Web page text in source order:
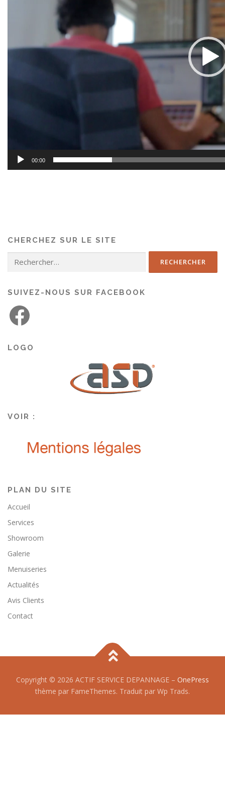
00:00
CHERCHEZ SUR LE SITE
SUIVEZ-NOUS SUR FACEBOOK
LOGO
VOIR :
PLAN DU SITE
Accueil
Services
Showroom
Galerie
Menuiseries
Actualités
Avis Clients
Contact
Copyright © 2026 ACTIF SERVICE DEPANNAGE – OnePress
thème par FameThemes. Traduit par Wp Trads.